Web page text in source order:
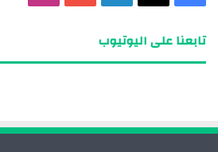
تابعنا على اليوتيوب